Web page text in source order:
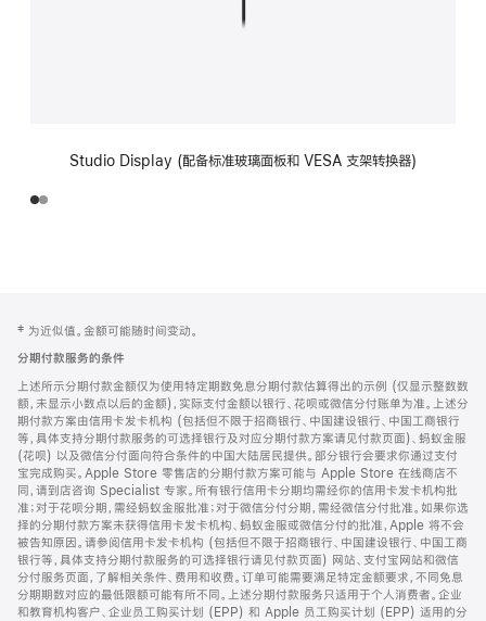
Studio Display (配备标准玻璃面板和 VESA 支架转换器)
页
页
脚
注
‡ 为近似值。金额可能随时间变动。
分期付款服务的条件
上述所示分期付款金额仅为使用特定期数免息分期付款估算得出的示例 (仅显示整数数
额，未显示小数点以后的金额)，实际支付金额以银行、花呗或微信分付账单为准。上述分
期付款方案由信用卡发卡机构 (包括但不限于招商银行、中国建设银行、中国工商银行
等，具体支持分期付款服务的可选择银行及对应分期付款方案请见付款页面)、蚂蚁金服
(花呗) 以及微信分付面向符合条件的中国大陆居民提供。部分银行会要求你通过支付
宝完成购买。Apple Store 零售店的分期付款方案可能与 Apple Store 在线商店不
同，请到店咨询 Specialist 专家。所有银行信用卡分期均需经你的信用卡发卡机构批
准；对于花呗分期，需经蚂蚁金服批准；对于微信分付分期，需经微信分付批准。如果你选
择的分期付款方案未获得信用卡发卡机构、蚂蚁金服或微信分付的批准，Apple 将不会
被告知原因。请参阅信用卡发卡机构 (包括但不限于招商银行、中国建设银行、中国工商
银行等，具体支持分期付款服务的可选择银行请见付款页面) 网站、支付宝网站和微信
分付服务页面，了解相关条件、费用和收费。订单可能需要满足特定金额要求，不同免息
分期期数对应的最低限额可能有所不同。上述分期付款服务只适用于个人消费者。企业
和教育机构客户、企业员工购买计划 (EPP) 和 Apple 员工购买计划 (EPP) 适用的分